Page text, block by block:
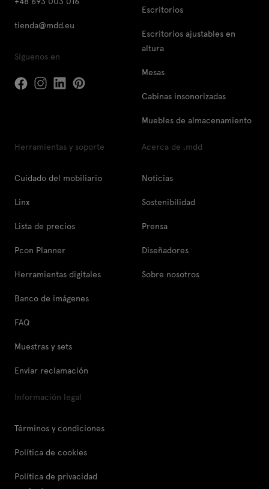
tienda@mdd.eu
Síguenos en
Escritorios
Escritorios ajustables en
altura
Mesas
Cabinas insonorizadas
Muebles de almacenamiento
Herramientas y soporte
Cuidado del mobiliario
Linx
Lista de precios
Pcon Planner
Herramientas digitales
Banco de imágenes
FAQ
Muestras y sets
Enviar reclamación
Acerca de .mdd
Noticias
Sostenibilidad
Prensa
Diseñadores
Sobre nosotros
Información legal
Términos y condiciones
Política de cookies
Política de privacidad